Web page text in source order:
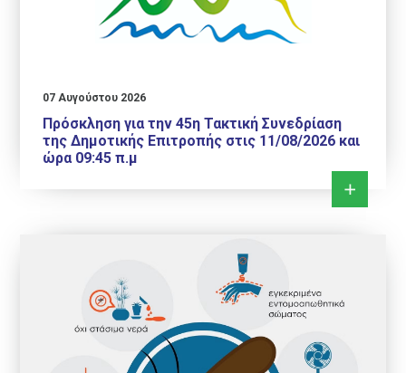
07 Αυγούστου 2026
Πρόσκληση για την 45η Τακτική Συνεδρίαση
της Δημοτικής Επιτροπής στις 11/08/2026 και
ώρα 09:45 π.μ